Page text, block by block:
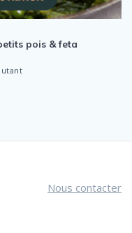
pois & feta
Nous contacter